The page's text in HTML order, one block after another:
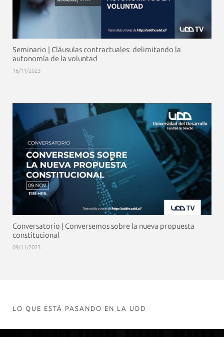
Seminario | Cláusulas contractuales: delimitando la
autonomía de la voluntad
16/11/2023
Conversatorio | Conversemos sobre la nueva propuesta
constitucional
09/11/2023
LO QUE ESTÁ PASANDO EN LA UDD